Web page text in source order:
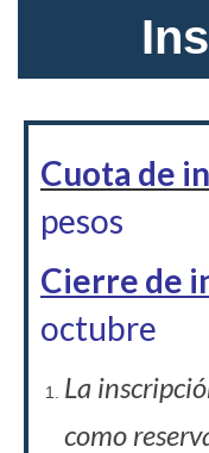
Cuota de
pesos
Cierre de
octubre
La
como